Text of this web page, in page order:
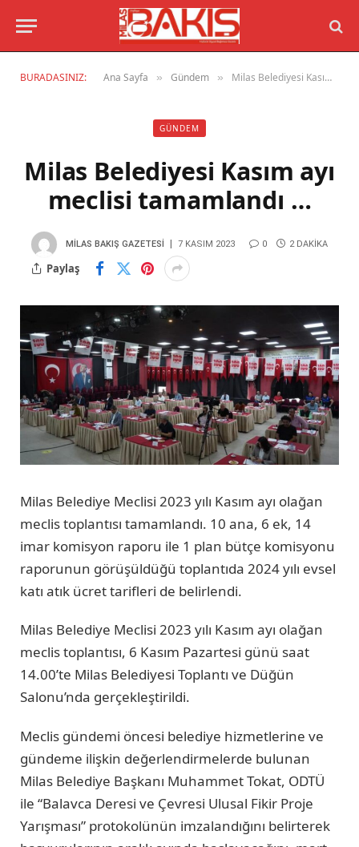
BURADASINIZ: Ana Sayfa » Gündem » Milas Belediyesi Kasım ayı meclisi tamamlandı …
GÜNDEM
Milas Belediyesi Kasım ayı
meclisi tamamlandı …
MILAS BAKIŞ GAZETESI 7 KASIM 2023 0 2 DAKIKA
Paylaş
Milas Belediye Meclisi 2023 yılı Kasım ayı olağan
meclis toplantısı tamamlandı. 10 ana, 6 ek, 14
imar komisyon raporu ile 1 plan bütçe komisyonu
raporunun görüşüldüğü toplantıda 2024 yılı evsel
katı atık ücret tarifleri de belirlendi.
Milas Belediye Meclisi 2023 yılı Kasım ayı olağan
meclis toplantısı, 6 Kasım Pazartesi günü saat
14.00’te Milas Belediyesi Toplantı ve Düğün
Salonu’nda gerçekleştirildi.
Meclis gündemi öncesi belediye hizmetlerine ve
gündeme ilişkin değerlendirmelerde bulunan
Milas Belediye Başkanı Muhammet Tokat, ODTÜ
ile “Balavca Deresi ve Çevresi Ulusal Fikir Proje
Yarışması” protokolünün imzalandığını belirterek